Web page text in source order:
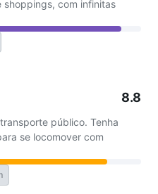
shoppings, com infinitas
8.8
público. Tenha
se locomover com